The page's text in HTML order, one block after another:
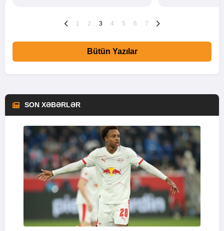
1 2 3 4 5 6 7
Bütün Yazılar
SON XƏBƏRLƏR